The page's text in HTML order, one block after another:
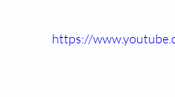
https://